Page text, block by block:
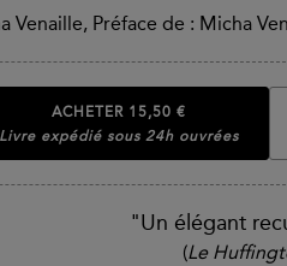
Venaille, Préface de : Micha
ACHETER 15,50 €
Livre expédié sous 24h ouvrées
"Un élégant
(Le